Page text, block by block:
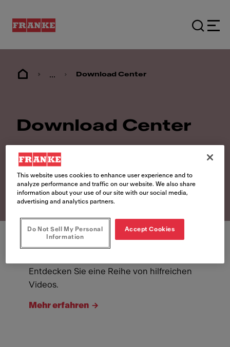
... Download Center
Download Center
Erwecken Sie Ihre Traumküche mit
diesen hilfreichen Unterlagen zum
Leben.
Entdecken Sie eine Reihe von hilfreichen
Videos.
Mehr erfahren
This website uses cookies to enhance user experience and to
analyze performance and traffic on our website. We also share
information about your use of our site with our social media,
advertising and analytics partners.
Do Not Sell My Personal
Information
Accept Cookies